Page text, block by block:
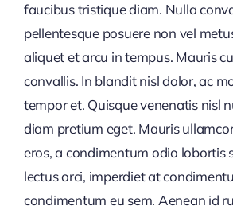
faucibus tristique diam. Nulla
pellentesque posuere non vel
aliquet et arcu in tempus. Mauris
convallis. In blandit nisl dolor, ac
tempor et. Quisque venenatis nisl
diam pretium eget. Mauris
eros, a condimentum odio lobortis
lectus orci, imperdiet at
condimentum eu sem. Aenean id